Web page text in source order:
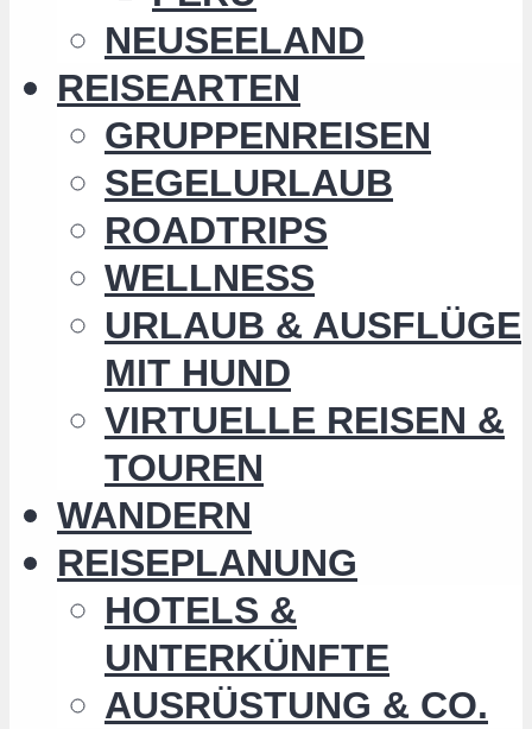
NEUSEELAND
REISEARTEN
GRUPPENREISEN
SEGELURLAUB
ROADTRIPS
WELLNESS
URLAUB & AUSFLÜGE
MIT HUND
VIRTUELLE REISEN &
TOUREN
WANDERN
REISEPLANUNG
HOTELS &
UNTERKÜNFTE
AUSRÜSTUNG & CO.